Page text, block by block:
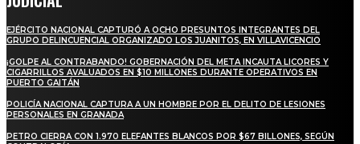
EJÉRCITO NACIONAL CAPTURÓ A OCHO PRESUNTOS INTEGRANTES DEL
GRUPO DELINCUENCIAL ORGANIZADO LOS JUANITOS, EN VILLAVICENCIO
¡GOLPE AL CONTRABANDO! GOBERNACIÓN DEL META INCAUTA LICORES Y
CIGARRILLOS AVALUADOS EN $10 MILLONES DURANTE OPERATIVOS EN
PUERTO GAITÁN
POLICÍA NACIONAL CAPTURA A UN HOMBRE POR EL DELITO DE LESIONES
PERSONALES EN GRANADA
PETRO CIERRA CON 1.970 ELEFANTES BLANCOS POR $67 BILLONES, SEGÚN